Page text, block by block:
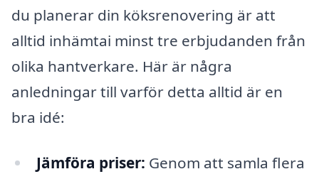
du planerar din köksrenovering är att
alltid inhämtai minst tre erbjudanden från
olika hantverkare. Här är några
anledningar till varför detta alltid är en
bra idé:
Jämföra priser: Genom att samla flera